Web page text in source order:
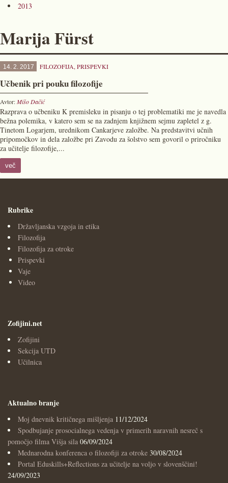
2013
Marija Fürst
14. 2. 2017 FILOZOFIJA, PRISPEVKI
Učbenik pri pouku filozofije
Avtor:Mišo Dačić
Razprava o učbeniku K premisleku in pisanju o tej problematiki me je navedla
bežna polemika, v katero sem se na zadnjem knjižnem sejmu zapletel z g.
Tinetom Logarjem, urednikom Cankarjeve založbe. Na predstavitvi učnih
pripomočkov in dela založbe pri Zavodu za šolstvo sem govoril o priročniku
za učitelje filozofije,...
več
Rubrike
Državljanska vzgoja in etika
Filozofija
Filozofija za otroke
Prispevki
Vaje
Video
Zofijini.net
Zofijini
Sekcija UTD
Učilnica
Aktualno branje
Moj dnevnik kritičnega mišljenja 11/12/2024
Spodbujanje prosocialnega vedenja v primerih naravnih nesreč s
pomočjo filma Višja sila 06/09/2024
Mednarodna konferenca o filozofiji za otroke 30/08/2024
Portal Eduskills+Reflections za učitelje na voljo v slovenščini!
24/09/2023